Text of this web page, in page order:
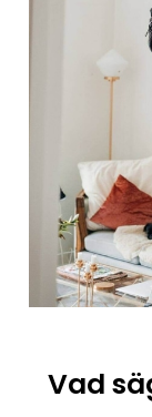
Vad